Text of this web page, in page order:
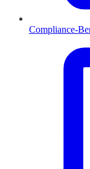
Compliance-